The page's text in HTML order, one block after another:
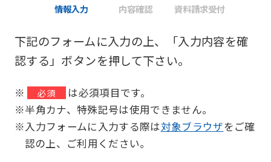
情報入力 内容確認 資料請求受付
下記のフォームに入力の上、「入力内容を確
認する」ボタンを押して下さい。
※ 必須
は必須項目です。
※半角カナ、特殊記号は使用できません。
※入力フォームに入力する際は対象ブラウザをご確
認の上、ご利用ください。